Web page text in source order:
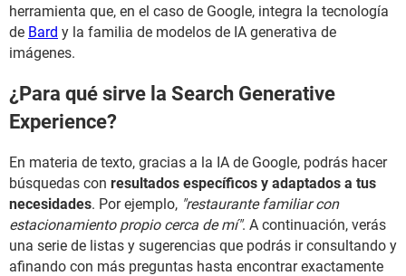
herramienta que, en el caso de Google, integra la tecnología
de Bard y la familia de modelos de IA generativa de
imágenes.
¿Para qué sirve la Search Generative
Experience?
En materia de texto, gracias a la IA de Google, podrás hacer
búsquedas con resultados específicos y adaptados a tus
necesidades. Por ejemplo, "restaurante familiar con
estacionamiento propio cerca de mí". A continuación, verás
una serie de listas y sugerencias que podrás ir consultando y
afinando con más preguntas hasta encontrar exactamente